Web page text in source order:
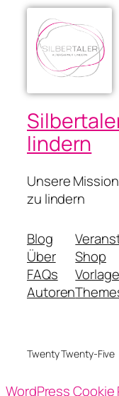
lindern
Unsere
zu lindern
Blog
Über
FAQs
Autoren
Shop
Twenty Twenty-Five
WordPress Cookie